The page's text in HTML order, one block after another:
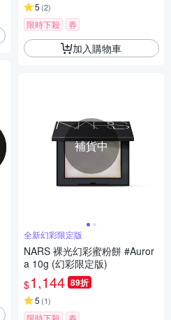
5 (2)
限時下殺 券
加入購物車
補貨中
全新幻彩限定版
NARS 裸光幻彩蜜粉餅 #Auror
a 10g (幻彩限定版)
$1,144 89折
5 (1)